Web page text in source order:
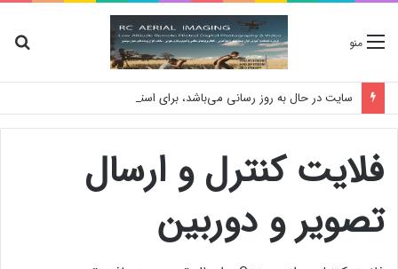
منو
فلایت کنترل و ارسال
تصویر و دوربین